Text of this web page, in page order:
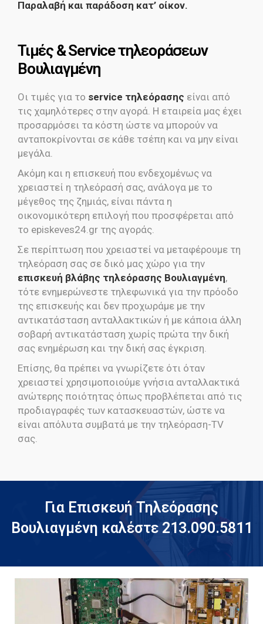
Παραλαβή και παράδοση κατ’ οίκον.
Τιμές & Service τηλεοράσεων
Βουλιαγμένη
Οι τιμές για το service τηλεόρασης είναι από
τις χαμηλότερες στην αγορά. Η εταιρεία μας έχει
προσαρμόσει τα κόστη ώστε να μπορούν να
ανταποκρίνονται σε κάθε τσέπη και να μην είναι
μεγάλα.
Ακόμη και η επισκευή που ενδεχομένως να
χρειαστεί η τηλεόρασή σας, ανάλογα με το
μέγεθος της ζημιάς, είναι πάντα η
οικονομικότερη επιλογή που προσφέρεται από
το episkeves24.gr της αγοράς.
Σε περίπτωση που χρειαστεί να μεταφέρουμε τη
τηλεόραση σας σε δικό μας χώρο για την
επισκευή βλάβης τηλεόρασης Βουλιαγμένη,
τότε ενημερώνεστε τηλεφωνικά για την πρόοδο
της επισκευής και δεν προχωράμε με την
αντικατάσταση ανταλλακτικών ή με κάποια άλλη
σοβαρή αντικατάσταση χωρίς πρώτα την δική
σας ενημέρωση και την δική σας έγκριση.
Επίσης, θα πρέπει να γνωρίζετε ότι όταν
χρειαστεί χρησιμοποιούμε γνήσια ανταλλακτικά
ανώτερης ποιότητας όπως προβλέπεται από τις
προδιαγραφές των κατασκευαστών, ώστε να
είναι απόλυτα συμβατά με την τηλεόραση-TV
σας.
Για Επισκευή Τηλεόρασης
Βουλιαγμένη καλέστε 213.090.5811